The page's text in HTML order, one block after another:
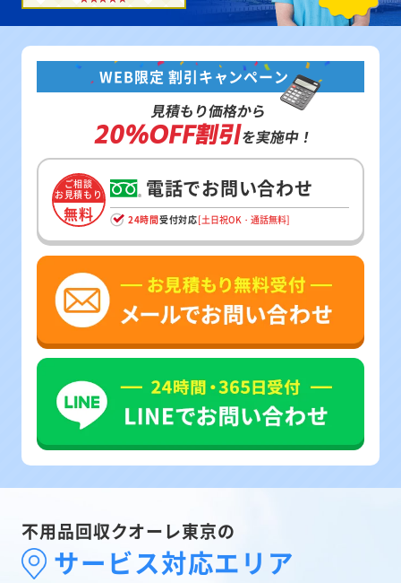
WEB限定 割引キャンペーン
見積もり価格から
20%OFF割引を実施中！
ご相談
お見積もり
無料
電話でお問い合わせ
24時間受付対応[土日祝OK・通話無料]
不用品回収クオーレ東京の
サービス対応エリア